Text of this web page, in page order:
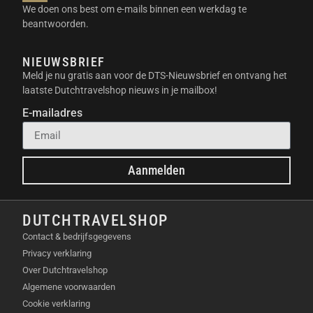
De Anker Prime 200W Desktop Charger is uitgerust
met Ankers exclusieve MultiProtect en ActiveShield
apparaten altijd veilig worden opgeladen. Je kunt
dus met een gerust hart je waardevolle elektronica
UNIEKE EIGENSCHAPPEN
De Anker Prime 200W Desktop Charger onderscheidt
uitzonderlijke oplaadvermogen
poort levert bovendien100W maximaal
Degeavanceerde veiligheidssystemen
zorgen voor gemoedsrust tijdens het opladen.
GEBRUIKSSCENARIO’S
We doen ons best om e-mails binnen een werkdag te
beantwoorden.
NIEUWSBRIEF
Meld je nu gratis aan voor de DTS-Nieuwsbrief en ontvang het
laatste Dutchtravelshop nieuws in je mailbox!
E-mailadres
Aanmelden
DUTCHTRAVELSHOP
Contact & bedrijfsgegevens
Privacy verklaring
Over Dutchtravelshop
Algemene voorwaarden
Cookie verklaring